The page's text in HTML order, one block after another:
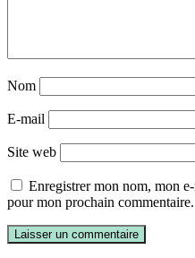
Nom
E-mail
Site web
Enregistrer mon nom, mon
pour mon prochain commentaire.